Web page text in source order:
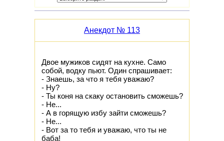
Анекдот № 113
Двое мужиков сидят на кухне. Само
собой, водку пьют. Один спрашивает:
- Знаешь, за что я тебя уважаю?
- Ну?
- Ты коня на скаку остановить сможешь?
- Не...
- А в горящую избу зайти сможешь?
- Не...
- Вот за то тебя и уважаю, что ты не
баба!